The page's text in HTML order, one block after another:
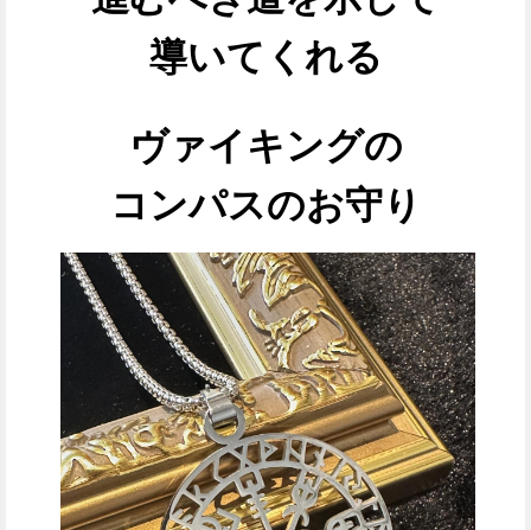
導いてくれる
ヴァイキングの
コンパスのお守り